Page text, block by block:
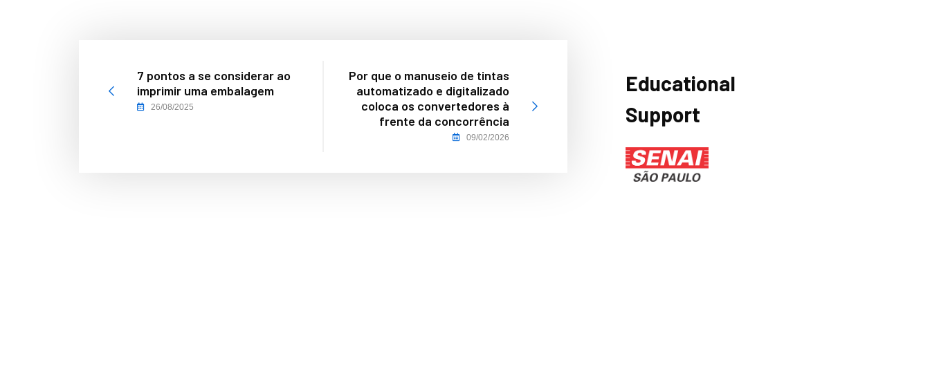
7 pontos a se considerar ao
imprimir uma embalagem
26/08/2025
Por que o manuseio de tintas
automatizado e digitalizado
coloca os convertedores à
frente da concorrência
09/02/2026
Educational
Support